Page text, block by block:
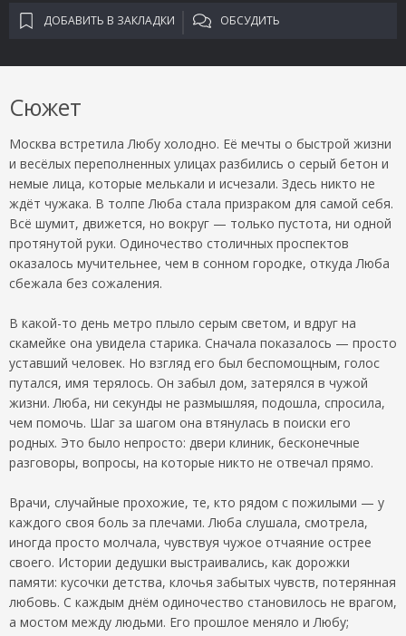
ДОБАВИТЬ В ЗАКЛАДКИ ОБСУДИТЬ
Сюжет
Москва встретила Любу холодно. Её мечты о быстрой жизни
и весёлых переполненных улицах разбились о серый бетон и
немые лица, которые мелькали и исчезали. Здесь никто не
ждёт чужака. В толпе Люба стала призраком для самой себя.
Всё шумит, движется, но вокруг ­— только пустота, ни одной
протянутой руки. Одиночество столичных проспектов
оказалось мучительнее, чем в сонном городке, откуда Люба
сбежала без сожаления.
В какой-то день метро плыло серым светом, и вдруг на
скамейке она увидела старика. Сначала показалось — просто
уставший человек. Но взгляд его был беспомощным, голос
путался, имя терялось. Он забыл дом, затерялся в чужой
жизни. Люба, ни секунды не размышляя, подошла, спросила,
чем помочь. Шаг за шагом она втянулась в поиски его
родных. Это было непросто: двери клиник, бесконечные
разговоры, вопросы, на которые никто не отвечал прямо.
Врачи, случайные прохожие, те, кто рядом с пожилыми — у
каждого своя боль за плечами. Люба слушала, смотрела,
иногда просто молчала, чувствуя чужое отчаяние острее
своего. Истории дедушки выстраивались, как дорожки
памяти: кусочки детства, клочья забытых чувств, потерянная
любовь. С каждым днём одиночество становилось не врагом,
а мостом между людьми. Его прошлое меняло и Любу;